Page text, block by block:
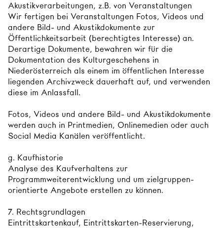
Akustikverarbeitungen, z.B. von Veranstaltungen
Wir fertigen bei Veranstaltungen Fotos, Videos und
andere Bild- und Akustikdokumente zur
Öffentlichkeitsarbeit (berechtigtes Interesse) an.
Derartige Dokumente, bewahren wir für die
Dokumentation des Kulturgeschehens in
Niederösterreich als einem im öffentlichen Interesse
liegenden Archivzweck dauerhaft auf, und verwenden
diese im Anlassfall.
Fotos, Videos und andere Bild- und Akustikdokumente
werden auch in Printmedien, Onlinemedien oder auch
Social Media Kanälen veröffentlicht.
g. Kaufhistorie
Analyse des Kaufverhaltens zur
Programmweiterentwicklung und um zielgruppen-
orientierte Angebote erstellen zu können.
7. Rechtsgrundlagen
Eintrittskartenkauf, Eintrittskarten-Reservierung,